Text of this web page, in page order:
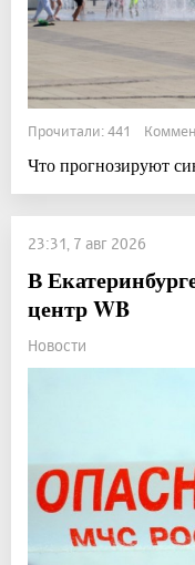
Прочитали: 441
Что прогнозируют
23:31, 7 авг 2026
В
центр WB
Новости